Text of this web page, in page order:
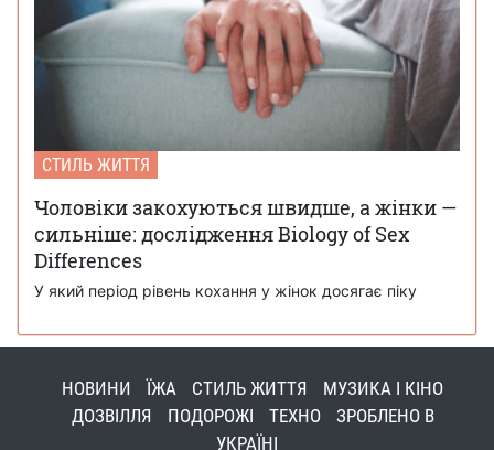
СТИЛЬ ЖИТТЯ
Чоловіки закохуються швидше, а жінки —
сильніше: дослідження Biology of Sex
Differences
У який період рівень кохання у жінок досягає піку
НОВИНИ ЇЖА СТИЛЬ ЖИТТЯ
МУЗИКА І КІНО
ДОЗВІЛЛЯ
ПОДОРОЖІ ТЕХНО
ЗРОБЛЕНО В
УКРАЇНІ